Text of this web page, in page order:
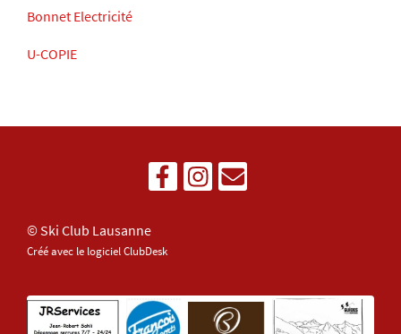
Bonnet Electricité
U-COPIE
© Ski Club Lausanne
Créé avec le logiciel ClubDesk